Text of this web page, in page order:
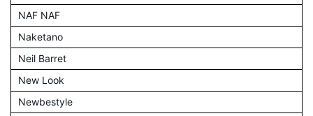
NAF NAF
Naketano
Neil Barret
New Look
Newbestyle